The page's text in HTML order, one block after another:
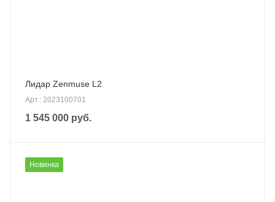
Лидар Zenmuse L2
Арт.: 2023100701
1 545 000 руб.
Новинка